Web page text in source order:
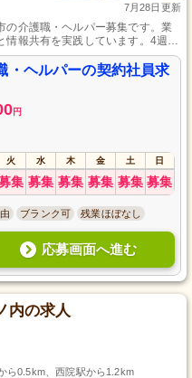
7月28日更新
の介護職・ヘルパー募集です。業
情報共有を実践しています。4週8
家族やお子様との時間を大切にで
ルパー2級）をお持ちであれば、経
す。
・ヘルパーの契約社員求
円
火 水 木 金 土 日
集 募集 募集 募集 募集 募集
ブランク可 残業ほぼなし
応募画面へ進む
内の求人
ら0.5km、西院駅から1.2km